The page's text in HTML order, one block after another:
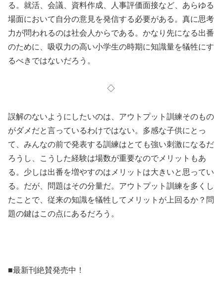
る。就活、会議、資料作成、人事評価面接など、あらゆる
場面において自分の意見を発信する必要がある。真に思考
力が問われるのは社会人からである。かなり先になる出番
のために、吸収力の高い小学生の時期に知識量を犠牲にす
るべきではないだろう。
◇
誤解のないようにしたいのは、アウトプット訓練そのもの
がダメだと言っているわけではない。多感な子供にとっ
て、みんなの前で発表する訓練はとても強い刺激になるだ
ろうし、こうした経験は場数が重要なのでメリットもあ
る。少しは出番を増やすのはメリットは大きいと思ってい
る。だが、問題はその分量だ。アウトプット訓練を多くし
たことで、従来の知識を犠牲してメリットが上回るか？問
題の鍵はこの点にあるだろう。
■最新刊絶賛発売中！